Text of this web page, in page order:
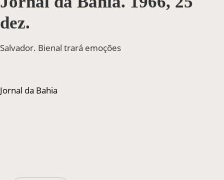
Outros Feitos
Reconhecimento
dez.
Salvador. Bienal trará emoções
Jornal da Bahia